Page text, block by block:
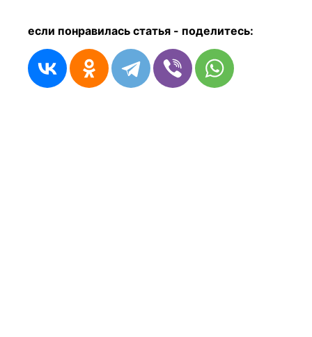
если понравилась статья - поделитесь: